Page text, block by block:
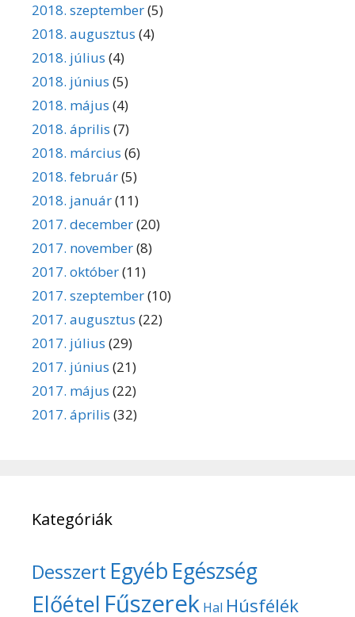
2018. szeptember(5)
2018. augusztus (4)
2018. július (4)
2018. június (5)
2018. május (4)
2018. április (7)
2018. március (6)
2018. február(5)
2018. január(11)
2017. december(20)
2017. november(8)
2017. október(11)
2017. szeptember(10)
2017. augusztus (22)
2017. július (29)
2017. június (21)
2017. május (22)
2017. április (32)
Kategóriák
Desszert Egyéb Egészség
Előétel Fűszerek Hal Húsfélék